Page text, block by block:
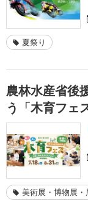
夏祭り
農林水産省後
う「木育フェ
美術展・博物展・